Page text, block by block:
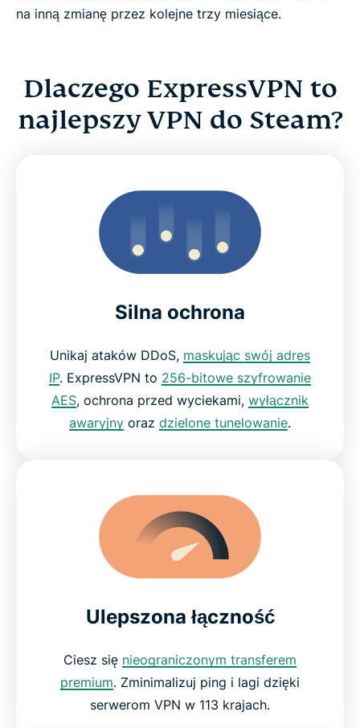
na inną zmianę przez kolejne trzy miesiące.
Dlaczego ExpressVPN to
najlepszy VPN do Steam?
Silna ochrona
Unikaj ataków DDoS, maskując swój adres
IP. ExpressVPN to 256-bitowe szyfrowanie
AES, ochrona przed wyciekami, wyłącznik
awaryjny oraz dzielone tunelowanie.
Ulepszona łączność
Ciesz się nieograniczonym transferem
premium. Zminimalizuj ping i lagi dzięki
serwerom VPN w 113 krajach.